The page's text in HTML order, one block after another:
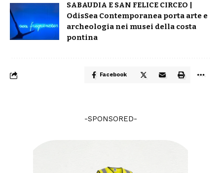
SABAUDIA E SAN FELICE CIRCEO |
OdisSea Contemporanea porta arte e
archeologia nei musei della costa
pontina
Facebook
-SPONSORED-